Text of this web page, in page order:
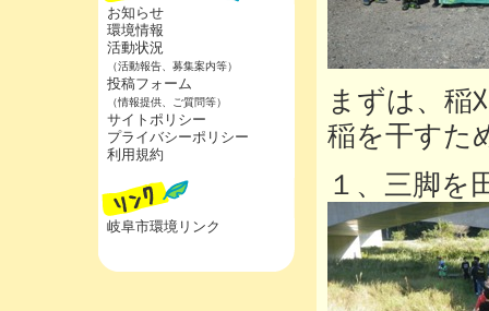
お知らせ
環境情報
活動状況
（活動報告、募集案内等）
投稿フォーム
（情報提供、ご質問等）
サイトポリシー
プライバシーポリシー
利用規約
岐阜市環境リンク
まずは、稲
稲を干すた
１、三脚を